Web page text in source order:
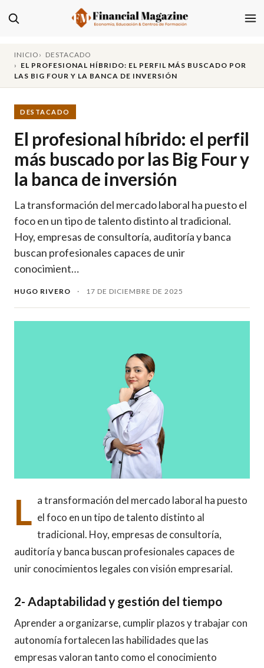
INICIO
DESTACADO
EL PROFESIONAL HÍBRIDO: EL PERFIL MÁS BUSCADO POR
LAS BIG FOUR Y LA BANCA DE INVERSIÓN
DESTACADO
El profesional híbrido: el perfil
más buscado por las Big Four y
la banca de inversión
La transformación del mercado laboral ha puesto el
foco en un tipo de talento distinto al tradicional.
Hoy, empresas de consultoría, auditoría y banca
buscan profesionales capaces de unir
conocimient…
HUGO RIVERO · 17 DE DICIEMBRE DE 2025
L a transformación del mercado laboral ha puesto
el foco en un tipo de talento distinto al
tradicional. Hoy, empresas de consultoría,
auditoría y banca buscan profesionales capaces de
unir conocimientos legales con visión empresarial.
2- Adaptabilidad y gestión del tiempo
Aprender a organizarse, cumplir plazos y trabajar con
autonomía fortalecen las habilidades que las
empresas valoran tanto como el conocimiento